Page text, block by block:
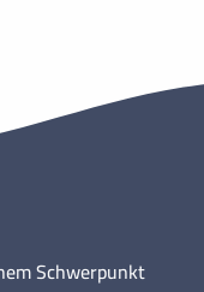
Schwerpunkt